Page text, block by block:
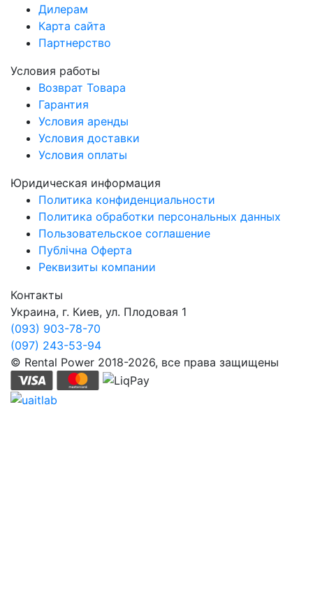
Дилерам
Карта сайта
Партнерство
Условия работы
Возврат Товара
Гарантия
Условия аренды
Условия доставки
Условия оплаты
Юридическая информация
Политика конфиденциальности
Политика обработки персональных данных
Пользовательское соглашение
Публічна Оферта
Реквизиты компании
Контакты
Украина, г. Киев, ул. Плодовая 1
(093) 903-78-70
(097) 243-53-94
© Rental Power 2018-2026, все права защищены